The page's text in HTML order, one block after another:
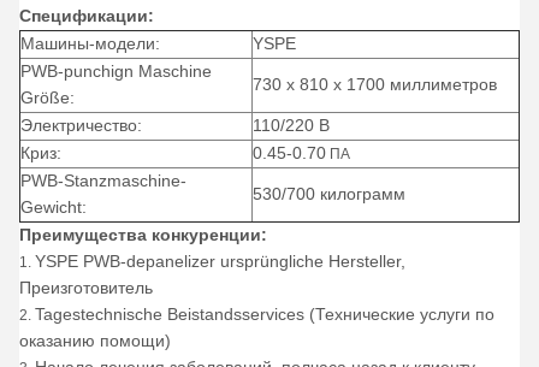
Спецификации:
Машины-модели:
YSPE
PWB-punchign Maschine
Größe:
730 x 810 x 1700 миллиметров
Электричество:
110/220 В
Криз:
0.45-0.70 ПА
PWB-Stanzmaschine-
Gewicht:
530/700 килограмм
Преимущества конкуренции:
1. YSPE PWB-depanelizer ursprüngliche Hersteller,
Преизготовитель
2. Tagestechnische Beistandsservices (Технические услуги по
оказанию помощи)